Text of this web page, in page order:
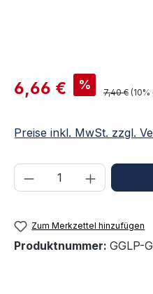
Verkaufspreis:
6,66 € % Regulärer
7,40 €
Preise inkl. MwSt. zzgl.
Produkt Anzahl:
Zum Merkzettel hinzufügen
Produktnummer: GGLP-